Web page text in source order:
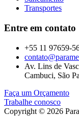
Transportes
Entre em contato
+55 11 97659-
Av. Lins de
Cambuci, São
Faça um Orçamento
Trabalhe conosco
Copyright © 2026